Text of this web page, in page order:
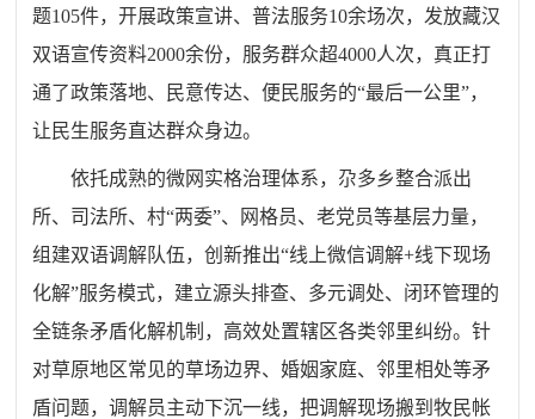
题105件，开展政策宣讲、普法服务10余场次，发放藏汉
双语宣传资料2000余份，服务群众超4000人次，真正打
通了政策落地、民意传达、便民服务的“最后一公里”，
让民生服务直达群众身边。
依托成熟的微网实格治理体系，尕多乡整合派出
所、司法所、村“两委”、网格员、老党员等基层力量，
组建双语调解队伍，创新推出“线上微信调解+线下现场
化解”服务模式，建立源头排查、多元调处、闭环管理的
全链条矛盾化解机制，高效处置辖区各类邻里纠纷。针
对草原地区常见的草场边界、婚姻家庭、邻里相处等矛
盾问题，调解员主动下沉一线，把调解现场搬到牧民帐